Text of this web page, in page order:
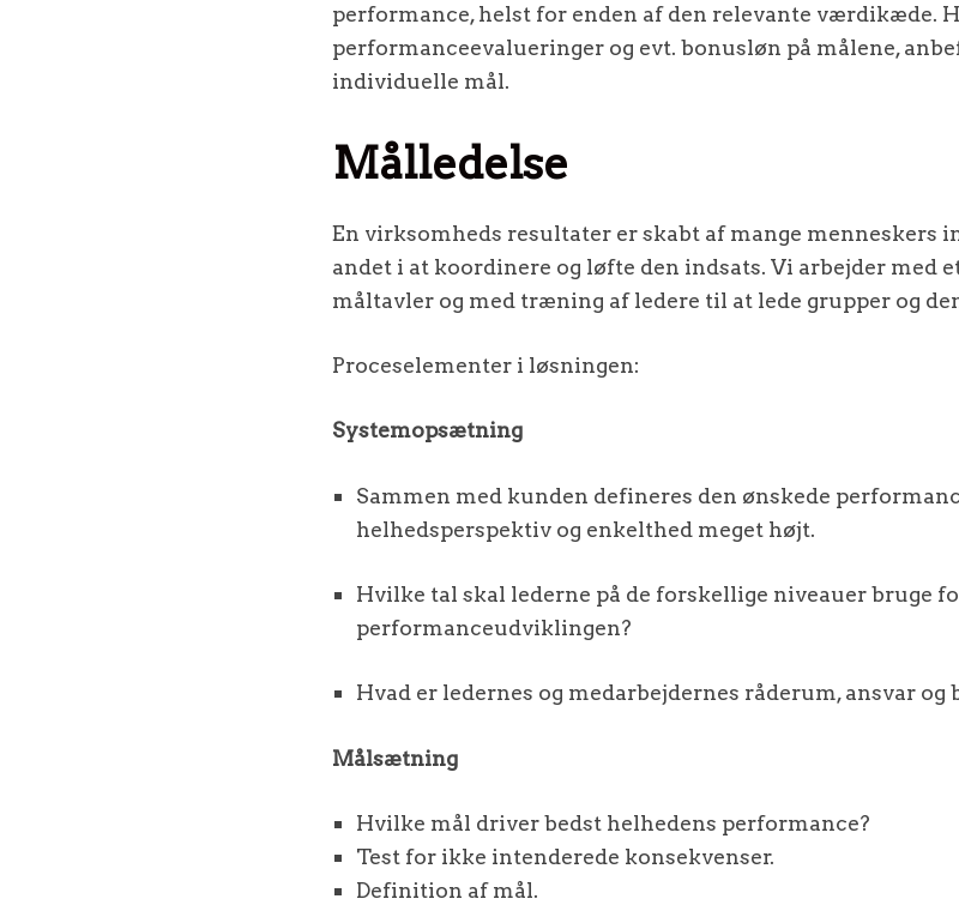
performance, helst for enden af den relevante værdikæde.
performanceevalueringer og evt. bonusløn på målene,
individuelle mål.
Målledelse
En virksomheds resultater er skabt af mange menneskers
andet i at koordinere og løfte den indsats. Vi arbejder med
måltavler og med træning af ledere til at lede grupper og
Proceselementer i løsningen:
Systemopsætning
Sammen med kunden defineres den ønskede
helhedsperspektiv og enkelthed meget højt.
Hvilke tal skal lederne på de forskellige niveauer bruge
performanceudviklingen?
Hvad er ledernes og medarbejdernes råderum, ansvar
Målsætning
Hvilke mål driver bedst helhedens performance?
Test for ikke intenderede konsekvenser.
Definition af mål.